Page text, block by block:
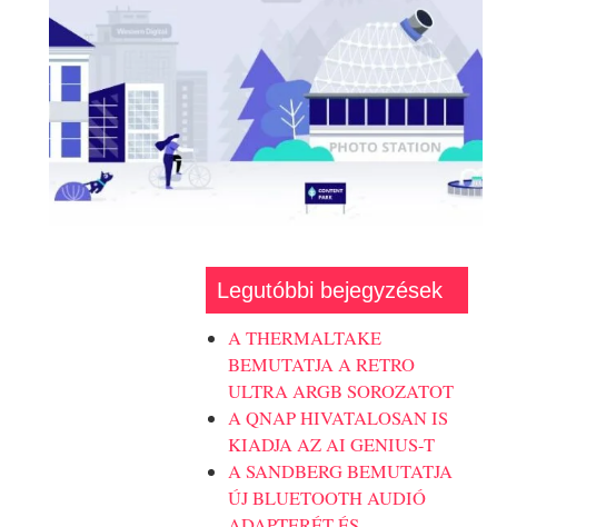
Legutóbbi bejegyzések
A THERMALTAKE
BEMUTATJA A RETRO
ULTRA ARGB SOROZATOT
A QNAP HIVATALOSAN IS
KIADJA AZ AI GENIUS-T
A SANDBERG BEMUTATJA
ÚJ BLUETOOTH AUDIÓ